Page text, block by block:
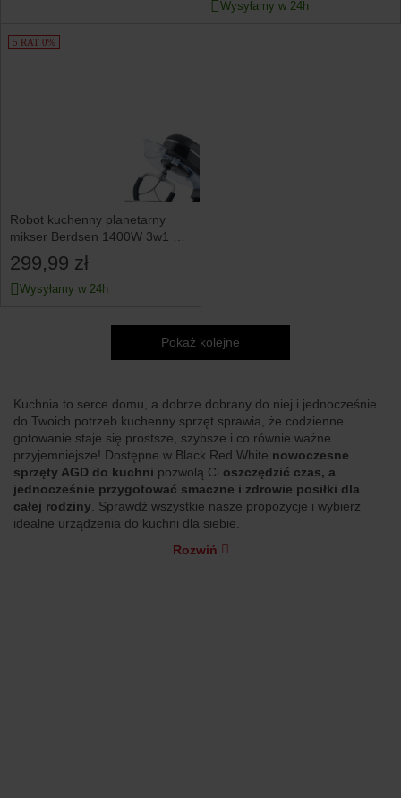
Wysyłamy w 24h
5 RAT 0%
Robot kuchenny planetarny
mikser Berdsen 1400W 3w1 6l
czarno-srebrny 375600
299,99 zł
Wysyłamy w 24h
Pokaż kolejne
Kuchnia to serce domu, a dobrze dobrany do niej i jednocześnie
do Twoich potrzeb kuchenny sprzęt sprawia, że codzienne
gotowanie staje się prostsze, szybsze i co równie ważne…
przyjemniejsze! Dostępne w Black Red White nowoczesne
sprzęty AGD do kuchni pozwolą Ci oszczędzić czas, a
jednocześnie przygotować smaczne i zdrowie posiłki dla
całej rodziny . Sprawdź wszystkie nasze propozycje i wybierz
idealne urządzenia do kuchni dla siebie.
Rozwiń